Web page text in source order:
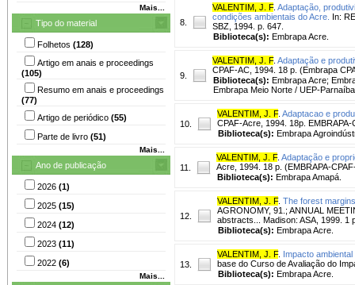
Mais...
Tipo do material
Folhetos (128)
Artigo em anais e proceedings
(105)
Resumo em anais e proceedings
(77)
Artigo de periódico (55)
Parte de livro (51)
Mais...
Ano de publicação
2026 (1)
2025 (15)
2024 (12)
2023 (11)
2022 (6)
Mais...
8.
VALENTIM, J. F. Adaptação,
condições ambientais do Acre. In:
SBZ, 1994. p. 647.
Biblioteca(s): Embrapa Acre.
9.
VALENTIM, J. F. Adaptação e
CPAF-AC, 1994. 18 p. (Embrapa
Biblioteca(s): Embrapa Acre;
Embrapa Meio Norte / UEP-
10.
VALENTIM, J. F. Adaptacao e
CPAF-Acre, 1994. 18p.
Biblioteca(s): Embrapa
11.
VALENTIM, J. F. Adaptação e
Acre, 1994. 18 p. (EMBRAPA-
Biblioteca(s): Embrapa Amapá.
12.
VALENTIM, J. F. The forest
AGRONOMY, 91.; ANNUAL
abstracts... Madison: ASA, 1999. 1
Biblioteca(s): Embrapa Acre.
13.
VALENTIM, J. F. Impacto
base do Curso de Avaliação do
Biblioteca(s): Embrapa Acre.